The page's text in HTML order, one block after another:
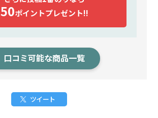
50ポイントプレゼント!!
口コミ可能な商品一覧
ツイート